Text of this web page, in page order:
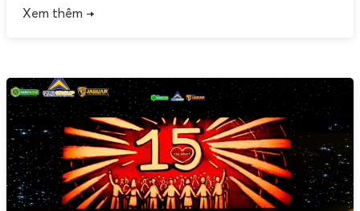
người khác biệt và những dấu ấn đã cùng đồng hành
Xem thêm →